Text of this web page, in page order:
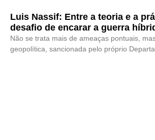
Luis Nassif: Entre a teoria e a
desafio de encarar a guerra
Não se trata mais de ameaças pontuais,
geopolítica, sancionada pelo próprio